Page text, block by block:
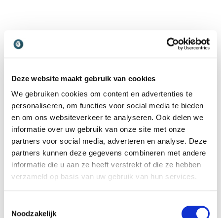
Deze website maakt gebruik van cookies
We gebruiken cookies om content en advertenties te
personaliseren, om functies voor social media te bieden
en om ons websiteverkeer te analyseren. Ook delen we
informatie over uw gebruik van onze site met onze
partners voor social media, adverteren en analyse. Deze
partners kunnen deze gegevens combineren met andere
informatie die u aan ze heeft verstrekt of die ze hebben
verzameld op basis van uw gebruik van hun services.
Noodzakelijk
Wat is Drugs en
waarom is het relevant?
Drugs is een breed begrip dat zowel softdrugs als
harddrugs omvat, evenals recreatief gebruik,
problematisch gebruik en verslaving. Het onderwerp
is actueel door maatschappelijke discussies over
beleid, gezondheid en veiligheid. Lezingen over drugs
helpen om nuance aan te brengen, mythes te
ontkrachten en inzicht te geven in de menselijke kant
achter cijfers en beleid. Door persoonlijke ervaringen
genuanceerd beeld dat bijdraagt aan bewustwording
en preventie.